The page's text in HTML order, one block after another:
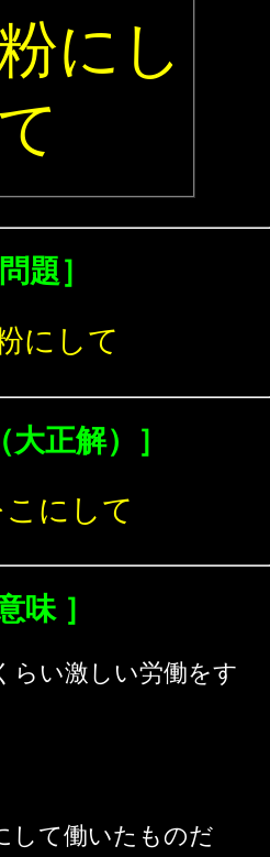
にし
て
題］
にして
大正解）］
にして
味 ］
らい激しい労働をす
して働いたものだ